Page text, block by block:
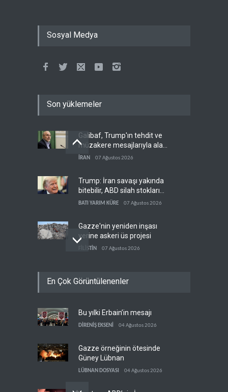
Sosyal Medya
Son yüklemeler
Galibaf, Trump'ın tehdit ve
müzakere mesajlarıyla alay
etti
İRAN 07 Ağustos 2026
Trump: İran savaşı yakında
bitebilir, ABD silah stokları
zorlanıyor
BATI YARIM KÜRE 07 Ağustos 2026
Gazze'nin yeniden inşası
yerine askeri üs projesi
FİLİSTİN 07 Ağustos 2026
krizi
UNICEF: Gazze'de
ateşkesten bu yana 300
En Çok Görüntülenenler
Bu yılki Erbain’in mesajı
DİRENİŞ EKSENİ 04 Ağustos 2026
Gazze örneğinin ötesinde
Güney Lübnan
LÜBNAN DOSYASI 04 Ağustos 2026